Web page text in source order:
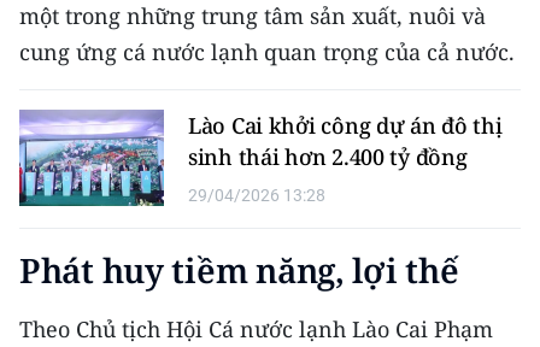
KIỂM CHỨNG THÔNG TIN
54 DÂN TỘC VIỆT NAM
CHƯƠNG TRÌNH OCOP - MỖI XÃ
một trong những trung tâm sản xuất, nuôi và
cung ứng cá nước lạnh quan trọng của cả nước.
Lào Cai khởi công dự án đô thị
sinh thái hơn 2.400 tỷ đồng
29/04/2026 13:28
Phát huy tiềm năng, lợi thế
Theo Chủ tịch Hội Cá nước lạnh Lào Cai Phạm